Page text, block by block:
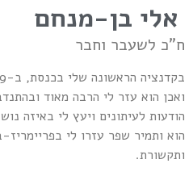
אלי בן-מנחם
לשעבר וחבר
הוא עזר לי הרבה מאוד
לעיתונים ויעץ לי באיזה
ותמיר שפר עזרו לי בפריימריז-